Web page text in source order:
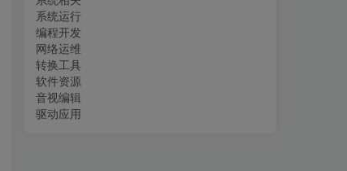
系统运行
编程开发
网络运维
转换工具
软件资源
音视编辑
驱动应用